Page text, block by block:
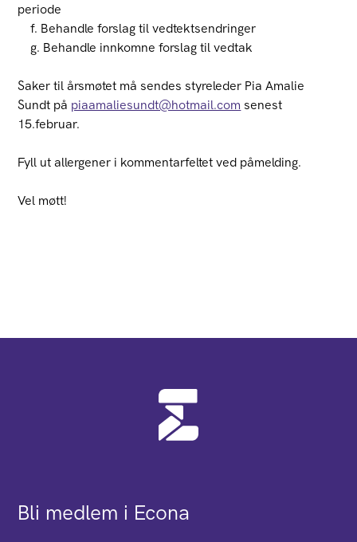
periode
f. Behandle forslag til vedtektsendringer
g. Behandle innkomne forslag til vedtak
Saker til årsmøtet må sendes styreleder Pia Amalie
Sundt på piaamaliesundt@hotmail.com senest
15.februar.
Fyll ut allergener i kommentarfeltet ved påmelding.
Vel møtt!
Bli medlem i Econa